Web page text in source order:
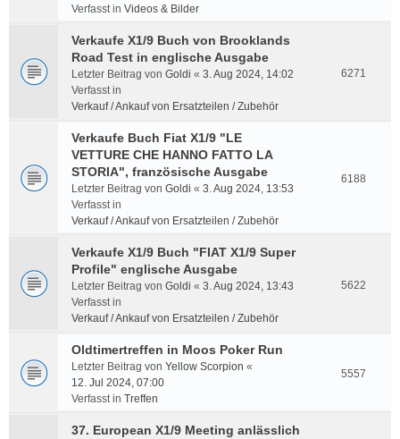
Verfasst in Videos & Bilder
Verkaufe X1/9 Buch von Brooklands
Road Test in englische Ausgabe
Letzter Beitrag von Goldi « 3. Aug 2024, 14:02
Verfasst in
Verkauf / Ankauf von Ersatzteilen / Zubehör
6271
Verkaufe Buch Fiat X1/9 "LE
VETTURE CHE HANNO FATTO LA
STORIA", französische Ausgabe
Letzter Beitrag von Goldi « 3. Aug 2024, 13:53
Verfasst in
Verkauf / Ankauf von Ersatzteilen / Zubehör
6188
Verkaufe X1/9 Buch "FIAT X1/9 Super
Profile" englische Ausgabe
Letzter Beitrag von Goldi « 3. Aug 2024, 13:43
Verfasst in
Verkauf / Ankauf von Ersatzteilen / Zubehör
5622
Oldtimertreffen in Moos Poker Run
Letzter Beitrag von Yellow Scorpion «
12. Jul 2024, 07:00
Verfasst in Treffen
5557
37. European X1/9 Meeting anlässlich